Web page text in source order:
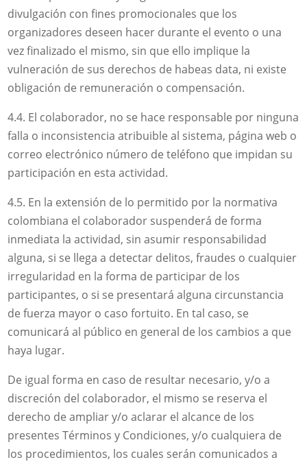
divulgación con fines promocionales que los
organizadores deseen hacer durante el evento o una
vez finalizado el mismo, sin que ello implique la
vulneración de sus derechos de habeas data, ni existe
obligación de remuneración o compensación.
4.4. El colaborador, no se hace responsable por ninguna
falla o inconsistencia atribuible al sistema, página web o
correo electrónico número de teléfono que impidan su
participación en esta actividad.
4.5. En la extensión de lo permitido por la normativa
colombiana el colaborador suspenderá de forma
inmediata la actividad, sin asumir responsabilidad
alguna, si se llega a detectar delitos, fraudes o cualquier
irregularidad en la forma de participar de los
participantes, o si se presentará alguna circunstancia
de fuerza mayor o caso fortuito. En tal caso, se
comunicará al público en general de los cambios a que
haya lugar.
De igual forma en caso de resultar necesario, y/o a
discreción del colaborador, el mismo se reserva el
derecho de ampliar y/o aclarar el alcance de los
presentes Términos y Condiciones, y/o cualquiera de
los procedimientos, los cuales serán comunicados a